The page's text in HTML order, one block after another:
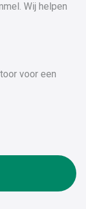
Wij helpen
voor een